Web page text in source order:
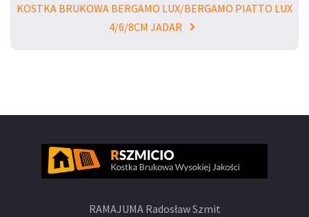
KOSTKA BRUKOWA BERGAMO LUX/BERGAMO PIATTO LUX
4/6/8CM JADAR
RAMAJUMA Radosław Szmit